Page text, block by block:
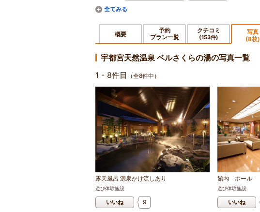
概要
予約
プラン一覧
クチコミ
(153件)
写真
(8枚)
宇都宮天然温泉 ベルさくらの湯の写真一覧
1 - 8件目
（全8件中）
露天風呂 源泉かけ流しあり
遊び体験施設
いいね 9
館内 ホール
遊び体験施設
いいね